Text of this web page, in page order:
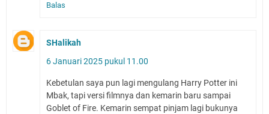
Balas
SHalikah
6 Januari 2025 pukul 11.00
Kebetulan saya pun lagi mengulang Harry Potter ini
Mbak, tapi versi filmnya dan kemarin baru sampai
Goblet of Fire. Kemarin sempat pinjam lagi bukunya